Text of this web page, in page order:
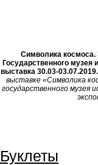
Символика
Государственного музея
выставка 30.03-03.07.2019.
выставке «Символика
государственного музея
Буклеты